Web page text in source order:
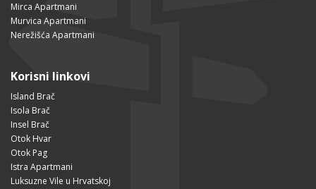
Mirca Apartmani
Murvica Apartmani
Nerežišća Apartmani
Korisni linkovi
Island Brač
Isola Brač
Insel Brač
Otok Hvar
Otok Pag
Istra Apartmani
Luksuzne Vile u Hrvatskoj